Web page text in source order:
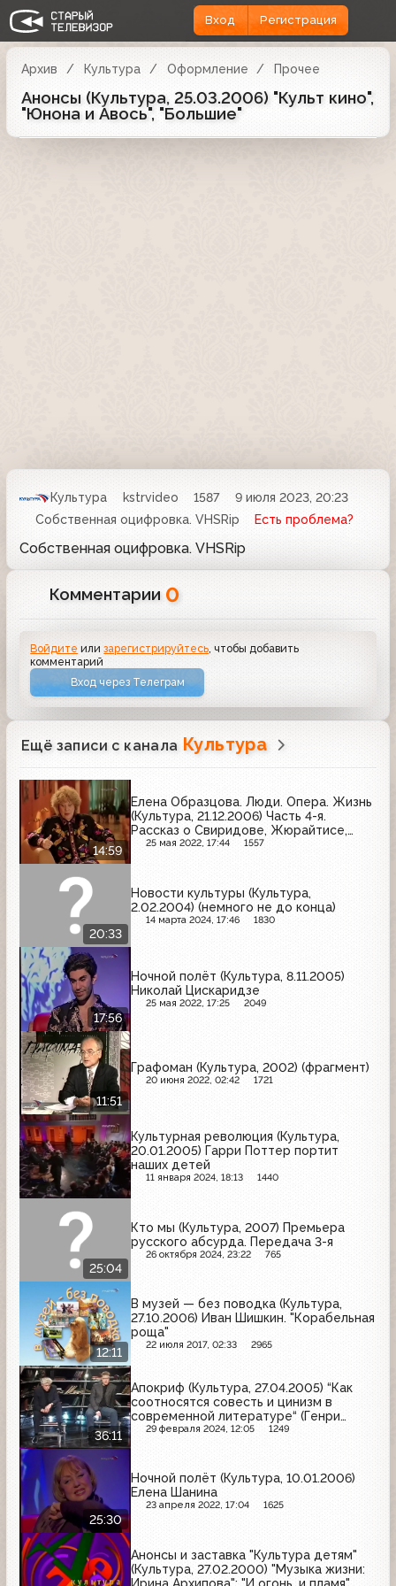
Вход Регистрация
Архив Культура Оформление Прочее
Анонсы (Культура, 25.03.2006) "Культ кино",
"Юнона и Авось", "Большие"
Культура kstrvideo 1587
9 июля 2023, 20:23
Собственная оцифровка. VHSRip
Есть проблема?
Собственная оцифровка. VHSRip
Комментарии 0
Войдите илизарегистрируйтесь , чтобы добавить
комментарий
Вход через Телеграм
Ещё записи с канала Культура
14:59
Елена Образцова. Люди. Опера. Жизнь
(Культура, 21.12.2006) Часть 4-я.
Рассказ о Свиридове, Жюрайтисе,
Аббадо
25 мая 2022, 17:44 1557
20:33
Новости культуры (Культура,
2.02.2004) (немного не до конца)
14 марта 2024, 17:46 1830
17:56
Ночной полёт (Культура, 8.11.2005)
Николай Цискаридзе
25 мая 2022, 17:25 2049
11:51
Графоман (Культура, 2002) (фрагмент)
20 июня 2022, 02:42 1721
Культурная революция (Культура,
20.01.2005) Гарри Поттер портит
наших детей
11 января 2024, 18:13 1440
25:04
Кто мы (Культура, 2007) Премьера
русского абсурда. Передача 3-я
26 октября 2024, 23:22 765
12:11
В музей — без поводка (Культура,
27.10.2006) Иван Шишкин. "Корабельная
роща"
22 июля 2017, 02:33 2965
36:11
Апокриф (Культура, 27.04.2005) “Как
соотносятся совесть и цинизм в
современной литературе“ (Генри
Резник, Иван Демидов)
29 февраля 2024, 12:05 1249
25:30
Ночной полёт (Культура, 10.01.2006)
Елена Шанина
23 апреля 2022, 17:04 1625
Анонсы и заставка "Культура детям"
(Культура, 27.02.2000) "Музыка жизни:
Ирина Архипова"; "И огонь, и пламя"